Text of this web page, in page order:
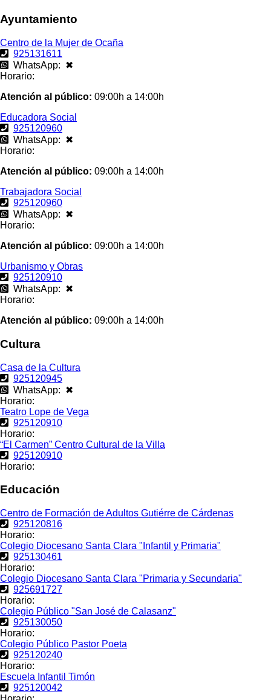
Ayuntamiento
Centro de la Mujer de Ocaña
925131611
WhatsApp: ✖
Horario:
Atención al público: 09:00h a 14:00h
Educadora Social
925120960
WhatsApp: ✖
Horario:
Atención al público: 09:00h a 14:00h
Trabajadora Social
925120960
WhatsApp: ✖
Horario:
Atención al público: 09:00h a 14:00h
Urbanismo y Obras
925120910
WhatsApp: ✖
Horario:
Atención al público: 09:00h a 14:00h
Cultura
Casa de la Cultura
925120945
WhatsApp: ✖
Horario:
Teatro Lope de Vega
925120910
Horario:
“El Carmen” Centro Cultural de la Villa
925120910
Horario:
Educación
Centro de Formación de Adultos Gutiérre de Cárdenas
925120816
Horario:
Colegio Diocesano Santa Clara "Infantil y Primaria"
925130461
Horario:
Colegio Diocesano Santa Clara "Primaria y Secundaria"
925691727
Horario:
Colegio Público "San José de Calasanz"
925130050
Horario:
Colegio Público Pastor Poeta
925120240
Horario:
Escuela Infantil Timón
925120042